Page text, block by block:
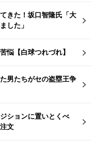
きた！坂口智隆氏「大
した」
悩【白球つれづれ】
男たちがセの盗塁王争
ションに置いとくべ
文